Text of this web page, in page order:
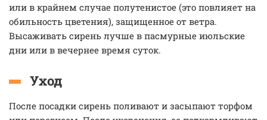
или в крайнем случае полутенистое (это повлияет на
обильность цветения), защищенное от ветра.
Высаживать сирень лучше в пасмурные июльские
дни или в вечернее время суток.
Уход
После посадки сирень поливают и засыпают торфом